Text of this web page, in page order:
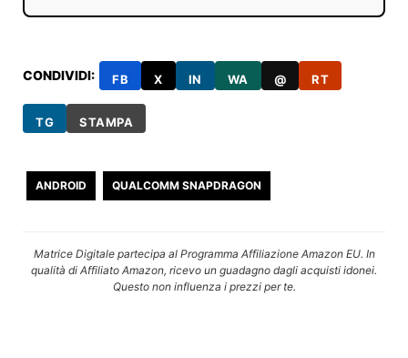
CONDIVIDI: FB X IN WA @ RT
TG STAMPA
ANDROID QUALCOMM SNAPDRAGON
Matrice Digitale partecipa al Programma Affiliazione Amazon EU. In
qualità di Affiliato Amazon, ricevo un guadagno dagli acquisti idonei.
Questo non influenza i prezzi per te.